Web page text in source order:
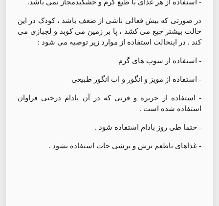
در صورتی که بیش فعالی ناشی از ضعف باشد ، کودک در این
حالت بیشتر جیغ می کشد ، پا بر زمین می کوبد و لجبازی می
کند . در اینحالت استفاده از موارد زیر توصیه می شود :
- استفاده از سوپ های گرم
- استفاده از مویز و انگور و اب انگور طبیعی
- استفاده از حریره و فرنی که در آن بادام درختی فراوان
استفاده شده است .
- حتما طی روز بادام استفاده شود .
- غذاهای باطعم ترش و ترشی جات استفاده نشود .